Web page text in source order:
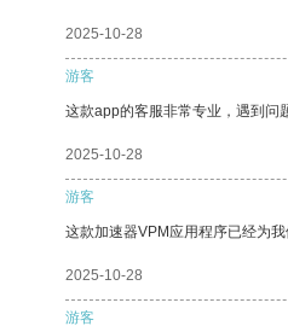
2025-10-28
游客
这款app的客服非常专业，遇到问
2025-10-28
游客
这款加速器VPM应用程序已经为
2025-10-28
游客